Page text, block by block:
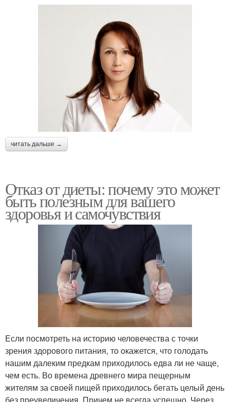
читать дальше →
Отказ от диеты: почему это может
быть полезным для вашего
здоровья и самочувствия
Если посмотреть на историю человечества с точки
зрения здорового питания, то окажется, что голодать
нашим далеким предкам приходилось едва ли не чаще,
чем есть. Во времена древнего мира пещерным
жителям за своей пищей приходилось бегать целый день